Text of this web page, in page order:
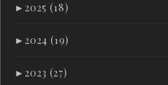
► 2025 (18)
► 2024 (19)
► 2023 (27)